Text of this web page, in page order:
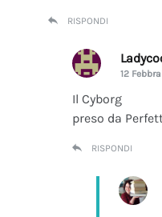
RISPONDI
12
Il Cyborg
preso da
RISPONDI